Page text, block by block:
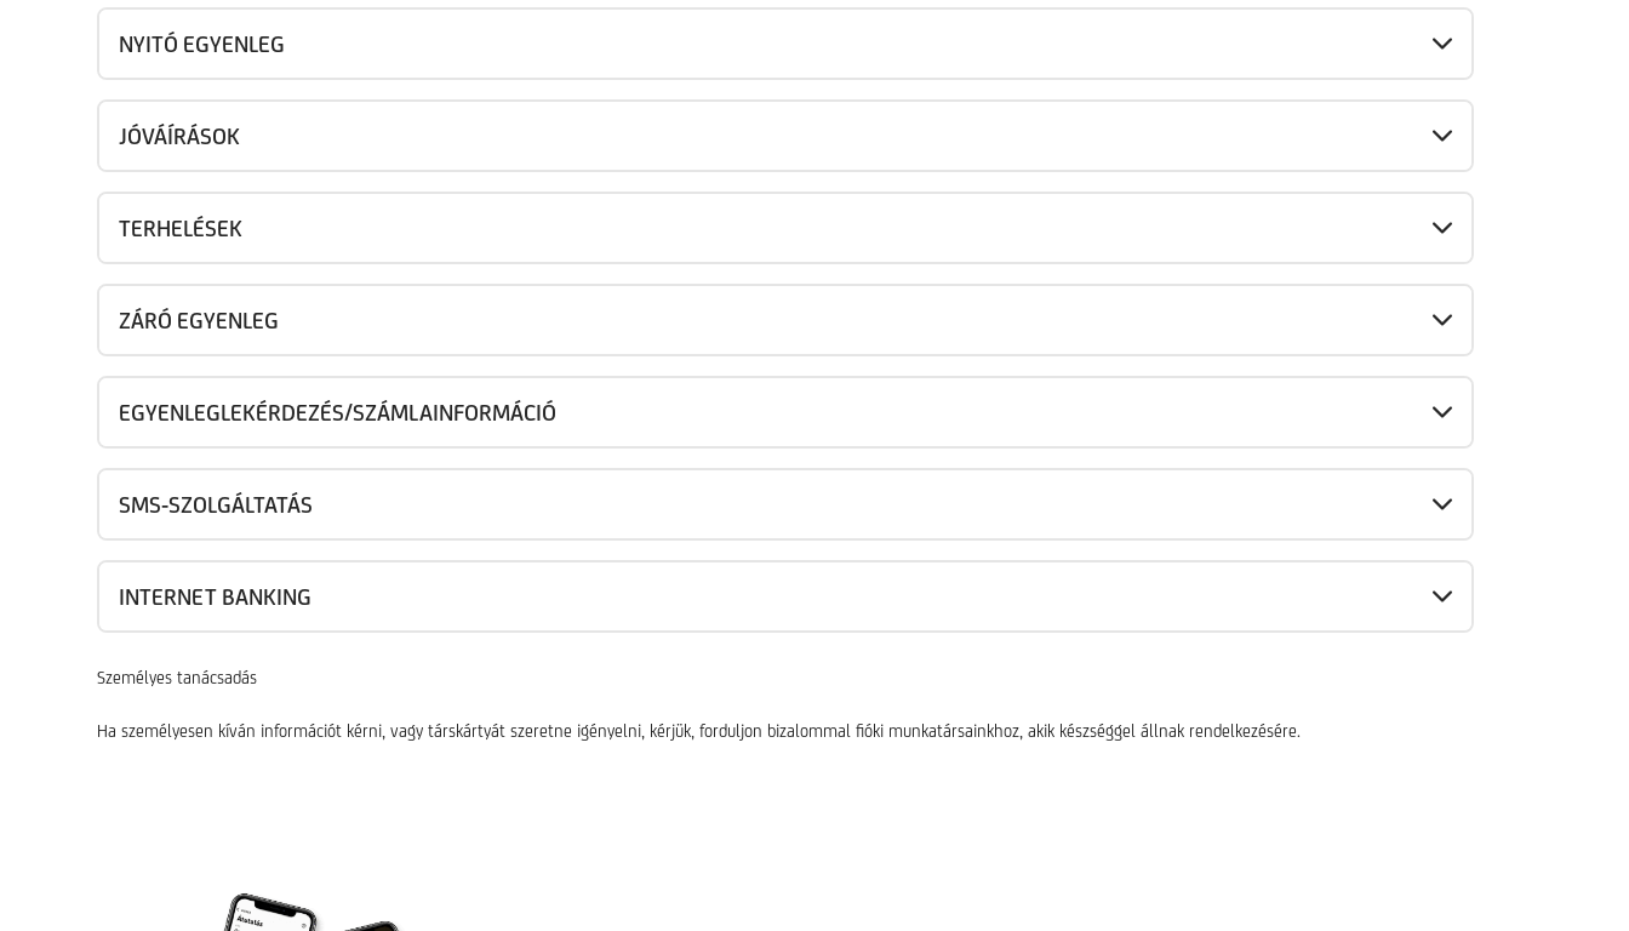
NYITÓ EGYENLEG
JÓVÁÍRÁSOK
TERHELÉSEK
ZÁRÓ EGYENLEG
EGYENLEGLEKÉRDEZÉS/SZÁMLAINFORMÁCIÓ
SMS-SZOLGÁLTATÁS
INTERNET BANKING
Személyes tanácsadás
Ha személyesen kíván információt kérni, vagy társkártyát szeretne igényelni, kérjük, forduljon bizalommal fióki munkatársainkhoz, akik készséggel állnak rendelkezésére.